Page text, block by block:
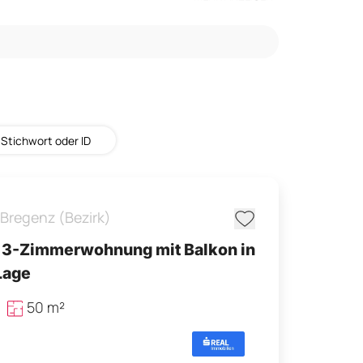
Bregenz (Bezirk)
Zimmerwohnung mit Balkon in
50 m²